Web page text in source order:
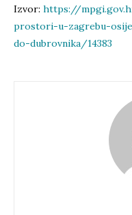
Izvor: https://
prostori-u-zagrebu-
do-dubrovnika/14383